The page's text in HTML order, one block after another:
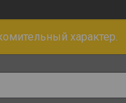
характер.